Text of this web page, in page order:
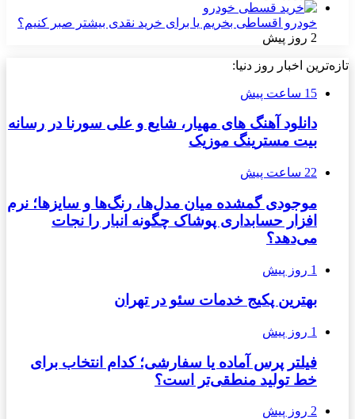
خودرو اقساطی بخریم یا برای خرید نقدی بیشتر صبر کنیم؟
2 روز پیش
تازه‌ترین اخبار روز دنیا:
15 ساعت پیش
دانلود آهنگ های مهیار، شایع و علی سورنا در رسانه
بیت مسترینگ موزیک
22 ساعت پیش
موجودی گمشده میان مدل‌ها، رنگ‌ها و سایزها؛ نرم
افزار حسابداری پوشاک چگونه انبار را نجات
می‌دهد؟
1 روز پیش
بهترین پکیج خدمات سئو در تهران
1 روز پیش
فیلتر پرس آماده یا سفارشی؛ کدام انتخاب برای
خط تولید منطقی‌تر است؟
2 روز پیش